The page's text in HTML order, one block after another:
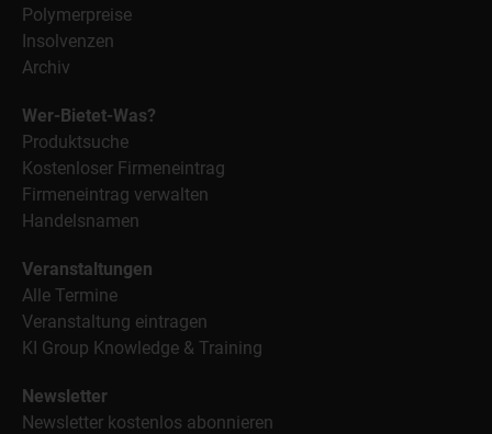
Polymerpreise
Insolvenzen
Archiv
Wer-Bietet-Was?
Produktsuche
Kostenloser Firmeneintrag
Firmeneintrag verwalten
Handelsnamen
Veranstaltungen
Alle Termine
Veranstaltung eintragen
KI Group Knowledge & Training
Newsletter
Newsletter kostenlos abonnieren